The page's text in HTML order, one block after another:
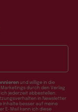
und willige in die
durch den Verlag
jederzeit abbestellen.
in Newsletter
Inhalte besser auf meine
E-Mail kann ich diese